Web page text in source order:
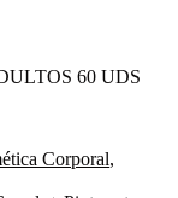
60 UDS
Corporal,